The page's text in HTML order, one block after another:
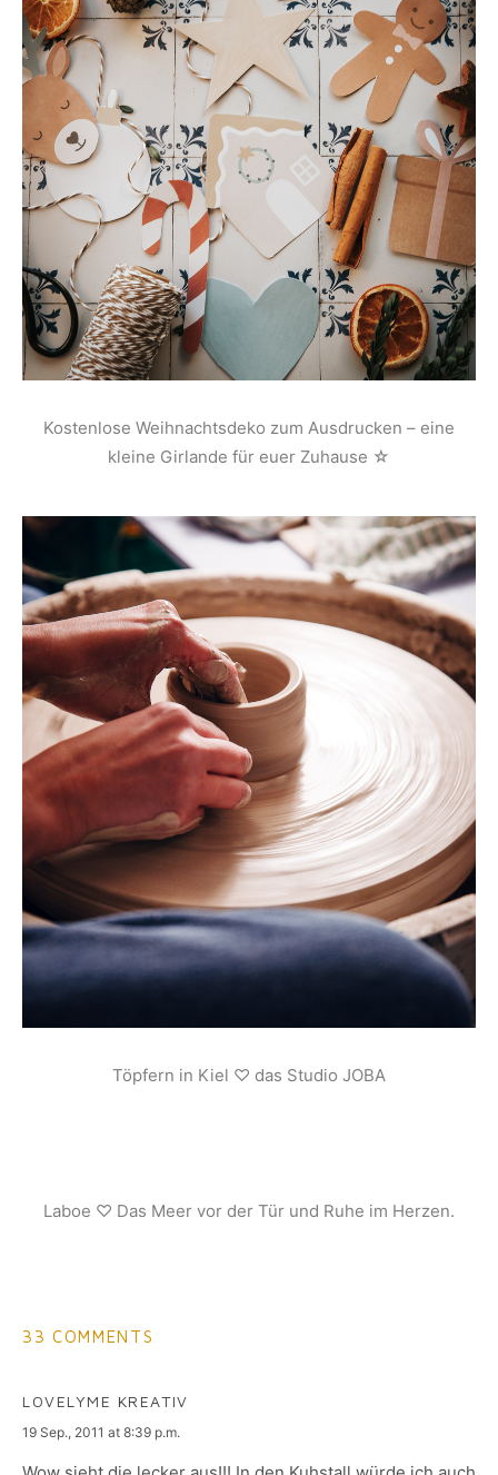
Kostenlose Weihnachtsdeko zum Ausdrucken – eine
kleine Girlande für euer Zuhause ☆
Töpfern in Kiel ♡ das Studio JOBA
Laboe ♡ Das Meer vor der Tür und Ruhe im Herzen.
33 COMMENTS
LOVELYME KREATIV
says:
19 Sep., 2011 at 8:39 p.m.